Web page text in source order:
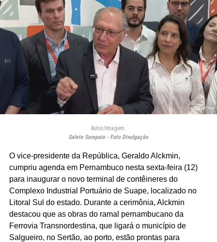
Autor/Imagem:
Salete Sampaio - Foto Divulgação
O vice-presidente da República, Geraldo Alckmin,
cumpriu agenda em Pernambuco nesta sexta-feira (12)
para inaugurar o novo terminal de contêineres do
Complexo Industrial Portuário de Suape, localizado no
Litoral Sul do estado. Durante a cerimônia, Alckmin
destacou que as obras do ramal pernambucano da
Ferrovia Transnordestina, que ligará o município de
Salgueiro, no Sertão, ao porto, estão prontas para